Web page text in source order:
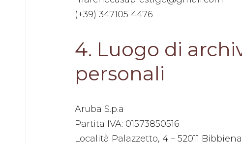
(+39) 347105 4476
4. Luogo di
personali
Aruba S.p.a
Partita IVA: 01573850516
Località Palazzetto, 4 – 52011